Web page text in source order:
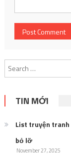
TIN MỚI
List truyện tranh
bỏ lỡ
November 27, 2025